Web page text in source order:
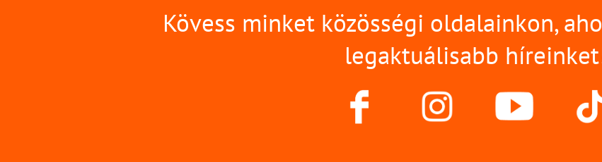
Kövess minket közösségi oldalainkon,
legaktuálisabb